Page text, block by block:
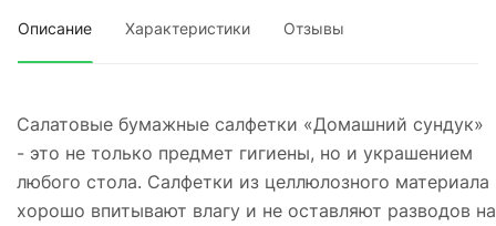
Описание Характеристики Отзывы
Салатовые бумажные салфетки «Домашний сундук»
- это не только предмет гигиены, но и украшением
любого стола. Салфетки из целлюлозного материала
хорошо впитывают влагу и не оставляют разводов на